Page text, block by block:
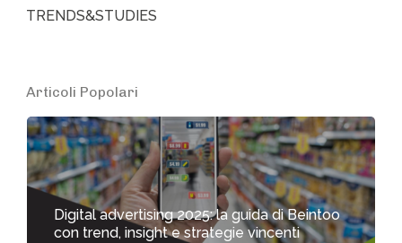
TRENDS&STUDIES
Articoli Popolari
Digital advertising 2025: la guida di Beintoo
con trend, insight e strategie vincenti